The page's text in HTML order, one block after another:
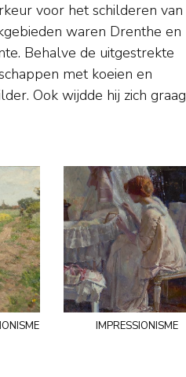
voor het schilderen van
waren Drenthe en
Behalve de uitgestrekte
Ook wijdde hij zich graag
doorgaans in zijn atelier uit.
bestaan leidde, weinig
een kunstenaarsvereniging.
impressionisme